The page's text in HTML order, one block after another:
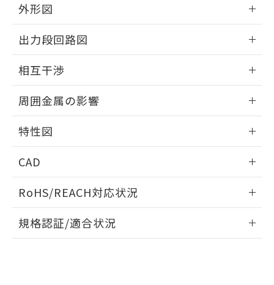
外形図
外形図
出力段回路図
出力段回路図
相互干渉
相互干渉
A: 30mm以上、B: 20mm以上
周囲金属の影響
周囲金属の影響
特性図
検出物体の大きさと材質による影響
CAD
ドすることができます。
ログイン/会員登録
RoHS/REACH対応状況
EU RoHS 注意事項・凡例
規格認証/適合状況
の共同利用に関して"
の「1.共同利
用者の範囲」に記載されている法人を
指します。
EU RoHS指令（10物質）の非含有証明書
51物質の非含有証明書（当社基準）
※本証明書は発行日時点で非含有を証明す
るもので、過去に遡って非含有を証明する
また、RoHS指令のフタル酸エステル類４
物質の対応では、対応完了までの期間は出
荷製品に未対応品が混在することから備考
欄に対応日を記載しておりました。
既に当社にて対応品への在庫切替を完了
していることから、特段のことがない限